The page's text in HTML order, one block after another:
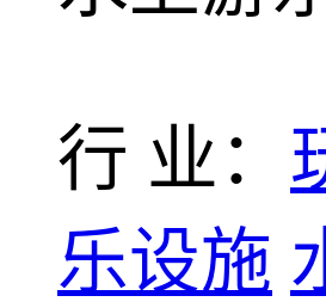
行 业：
乐设施